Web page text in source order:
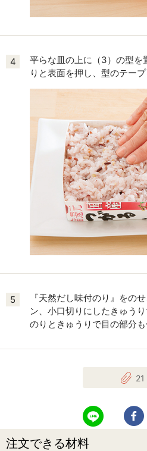
4
平らな皿の上に（3）の型を
りと表面を押し、型のテープ
5
『天然だし味付のり』をの
ン、小口切りにしたきゅう
のりときゅうりで目の部分も
21
LINEで送る
注文できる材料